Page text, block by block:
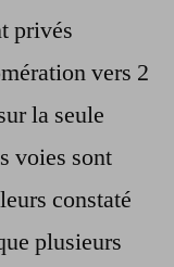
privés
vers 2
la seule
voies sont
constaté
plusieurs